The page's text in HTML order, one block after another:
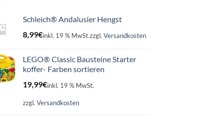
Schleich® Andalusier Hengst
8,99€inkl. 19 % MwSt.zzgl. Versandkosten
LEGO® Classic Bausteine Starter
koffer- Farben sortieren
19,99€inkl. 19 % MwSt.
zzgl. Versandkosten